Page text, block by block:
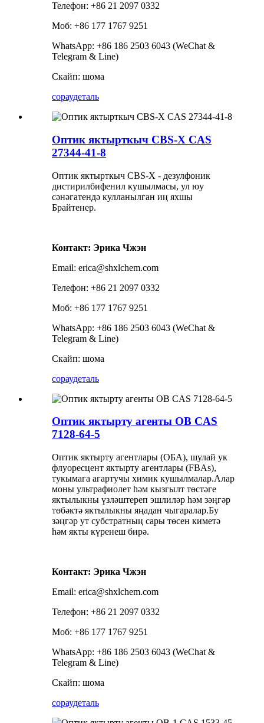
Телефон: +86 21 2097 0332
Моб: +86 177 1767 9251
WhatsApp: +86 186 2503 6043 (WeChat &
Telegram & Line)
Скайп: шома
сораудеталь
Оптик яктырткыч CBS-X CAS
27344-41-8
Оптик яктырткыч CBS-X - дезулфоник
дистирилбифенил кушылмасы, ул юу
сәнәгатендә кулланылган иң яхшы
Брайтенер.
Контакт: Эрика Чжэн
Email: erica@shxlchem.com
Телефон: +86 21 2097 0332
Моб: +86 177 1767 9251
WhatsApp: +86 186 2503 6043 (WeChat &
Telegram & Line)
Скайп: шома
сораудеталь
Оптик яктырту агенты OB CAS
7128-64-5
Оптик яктырту агентлары (ОБА), шулай ук ​​
флуоресцент яктырту агентлары (FBAs),
тукымага агартучы химик кушылмалар.Алар
моны ультрафиолет һәм кызгылт төстәге
яктылыкны үзләштереп эшлиләр һәм зәңгәр
төбәктә яктылыкны яңадан чыгаралар.Бу
зәңгәр ут субстратның сары төсен киметә
һәм якты күренеш бирә.
Контакт: Эрика Чжэн
Email: erica@shxlchem.com
Телефон: +86 21 2097 0332
Моб: +86 177 1767 9251
WhatsApp: +86 186 2503 6043 (WeChat &
Telegram & Line)
Скайп: шома
сораудеталь